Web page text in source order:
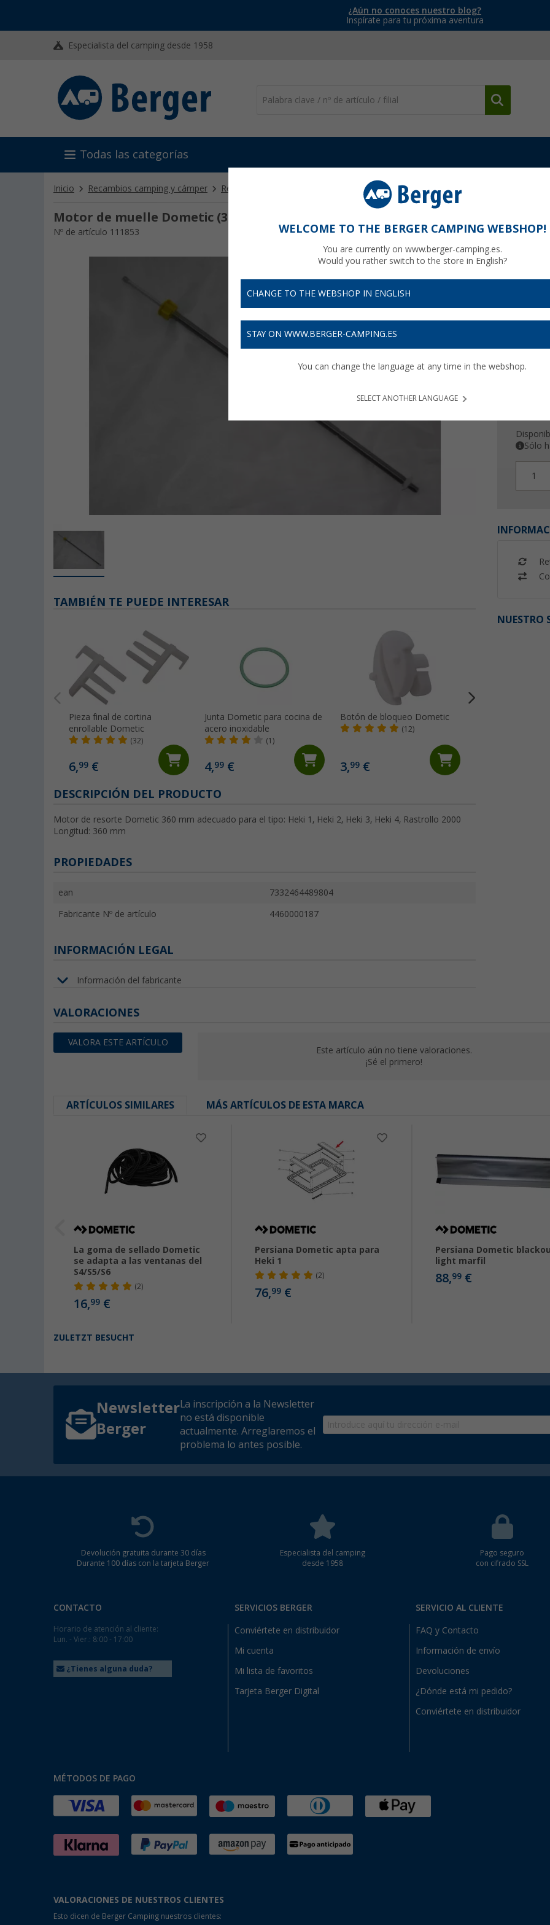
¿Aún no conoces nuestro blog?
Inspírate para tu próxima aventura
Especialista del camping desde 1958
Todas las categorías
Inicio Recambios camping y cámper Recambios Dometic Recambios ventanas Dometic Motor de muelle Dometic
Motor de muelle Dometic (360mm)
Nº de artículo 111853
17,
Precios
Recibe
Sólo
1
NUESTRO
TAMBIÉN TE PUEDE INTERESAR
Pieza final de cortina
enrollable Dometic
(32)
6,99 €
Junta Dometic para cocina de
acero inoxidable
(1)
4,99 €
Botón de bloqueo Dometic
(12)
3,99 €
DESCRIPCIÓN DEL PRODUCTO
Motor de resorte Dometic 360 mm adecuado para el tipo: Heki 1, Heki 2, Heki 3, Heki 4, Rastrollo 2000
Longitud: 360 mm
PROPIEDADES
ean 7332464489804
Fabricante Nº de artículo 4460000187
INFORMACIÓN LEGAL
Información del fabricante
VALORACIONES
VALORA ESTE ARTÍCULO
Este artículo aún no tiene valoraciones.
¡Sé el primero!
ARTÍCULOS SIMILARES MÁS ARTÍCULOS DE ESTA MARCA
La goma de sellado Dometic
se adapta a las ventanas del
S4/S5/S6
(2)
16,99 €
Persiana Dometic apta para
Heki 1
(2)
76,99€
Persiana Dometic
light marfil
88,99 €
ZULETZT BESUCHT
Newsletter
Berger
La inscripción a la Newsletter
no está disponible
actualmente. Arreglaremos el
problema lo antes posible.
Devolución gratuita durante 30 días
Durante 100 días con la tarjeta Berger
Especialista del camping
desde 1958
Pago seguro
con cifrado SSL
CONTACTO
Horario de atención al cliente:
Lun. - Vier.: 8:00 - 17:00
¿Tienes alguna duda?
SERVICIOS BERGER
Conviértete en distribuidor
Mi cuenta
Mi lista de favoritos
Tarjeta Berger Digital
SERVICIO AL CLIENTE
FAQ y Contacto
Información de envío
Devoluciones
¿Dónde está mi pedido?
Conviértete en distribuidor
MÉTODOS DE PAGO
VALORACIONES DE NUESTROS CLIENTES
Esto dicen de Berger Camping nuestros clientes:
WELCOME TO THE BERGER CAMPING WEBSHOP!
You are currently on www.berger-camping.es.
Would you rather switch to the store in English?
CHANGE TO THE WEBSHOP IN ENGLISH
STAY ON WWW.BERGER-CAMPING.ES
You can change the language at any time in the webshop.
SELECT ANOTHER LANGUAGE